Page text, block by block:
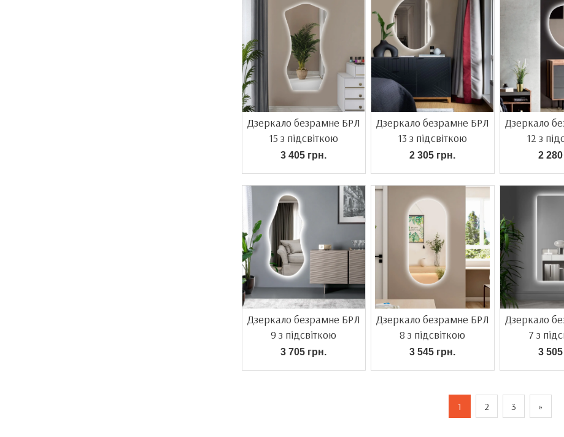
Дзеркало безрамне БРЛ
15 з підсвіткою
3 405 грн.
Дзеркало безрамне БРЛ
13 з підсвіткою
2 305 грн.
Дзеркало
12 з
2
Дзеркало безрамне БРЛ
9 з підсвіткою
3 705 грн.
Дзеркало безрамне БРЛ
8 з підсвіткою
3 545 грн.
Дзеркало
7 з
3
1 2 3 »